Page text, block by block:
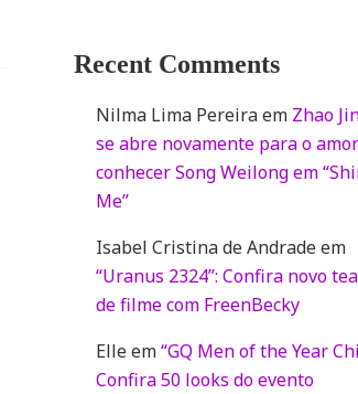
Recent Comments
Nilma Lima Pereiraem Zhao
se abre novamente para o
conhecer Song Weilong em
Me”
Isabel Cristina de Andradeem
“Uranus 2324”: Confira novo
de filme com FreenBecky
Elleem“GQ Men of the Year
Confira 50 looks do evento